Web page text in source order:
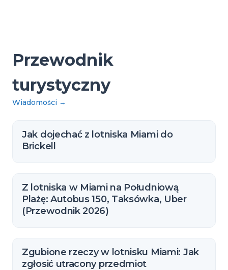
Przewodnik
turystyczny
Wiadomości →
Jak dojechać z lotniska Miami do
Brickell
Z lotniska w Miami na Południową
Plażę: Autobus 150, Taksówka, Uber
(Przewodnik 2026)
Zgubione rzeczy w lotnisku Miami: Jak
zgłosić utracony przedmiot